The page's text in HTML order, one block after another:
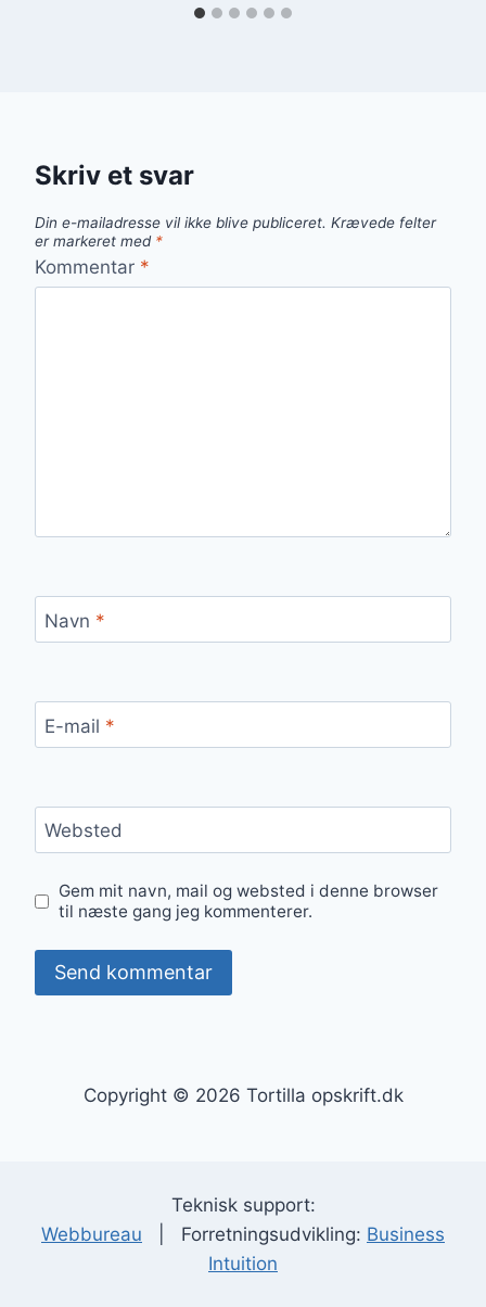
Skriv et svar
Din e-mailadresse vil ikke blive publiceret. Krævede felter
er markeret med *
Kommentar *
Navn *
E-mail *
Websted
Gem mit navn, mail og websted i denne browser
til næste gang jeg kommenterer.
Copyright © 2026 Tortilla opskrift.dk
Teknisk support:
Webbureau | Forretningsudvikling: Business
Intuition